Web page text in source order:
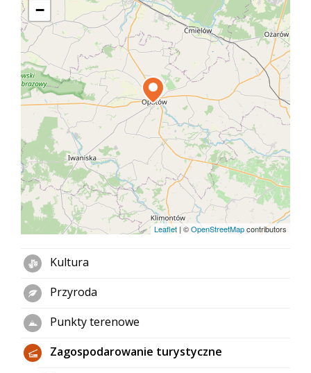
−
Leaflet | ©OpenStreetMapcontributors
Kultura
Przyroda
Punkty terenowe
Zagospodarowanie turystyczne